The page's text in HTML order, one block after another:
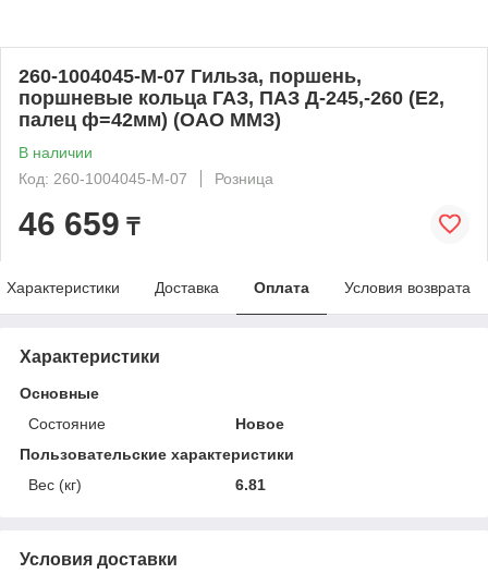
260-1004045-М-07 Гильза, поршень,
поршневые кольца ГАЗ, ПАЗ Д-245,-260 (Е2,
палец ф=42мм) (ОАО ММЗ)
В наличии
Код: 260-1004045-М-07
Розница
46 659 ₸
Характеристики Доставка Оплата Условия возврата
Характеристики
Основные
Состояние
Новое
Пользовательские характеристики
Вес (кг)
6.81
Условия доставки